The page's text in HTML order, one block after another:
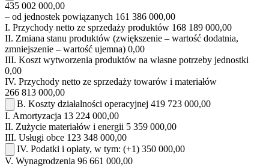
435 002 000,00
– od jednostek powiązanych 161 386 000,00
I. Przychody netto ze sprzedaży produktów 168 189 000,00
II. Zmiana stanu produktów (zwiększenie – wartość dodatnia,
zmniejszenie – wartość ujemna) 0,00
III. Koszt wytworzenia produktów na własne potrzeby jednostki
0,00
IV. Przychody netto ze sprzedaży towarów i materiałów
266 813 000,00
B. Koszty działalności operacyjnej 419 723 000,00
I. Amortyzacja 13 224 000,00
II. Zużycie materiałów i energii 5 359 000,00
III. Usługi obce 123 348 000,00
IV. Podatki i opłaty, w tym: (+1) 350 000,00
V. Wynagrodzenia 96 661 000,00